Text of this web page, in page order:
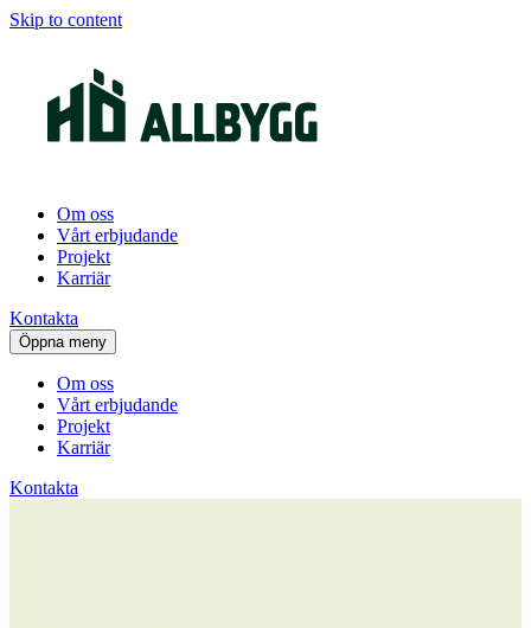
Skip to content
Om oss
Vårt erbjudande
Projekt
Karriär
Kontakta
Öppna meny
Om oss
Vårt erbjudande
Projekt
Karriär
Kontakta